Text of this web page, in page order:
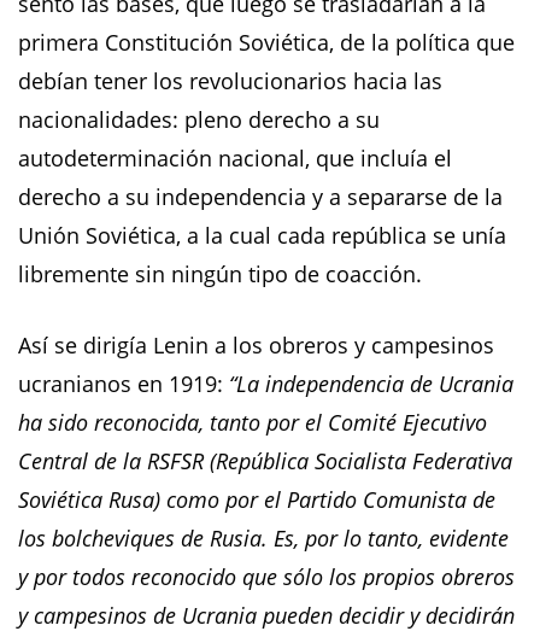
primera Constitución Soviética, de la política que
debían tener los revolucionarios hacia las
nacionalidades: pleno derecho a su
autodeterminación nacional, que incluía el
derecho a su independencia y a separarse de la
Unión Soviética, a la cual cada república se unía
libremente sin ningún tipo de coacción.
Así se dirigía Lenin a los obreros y campesinos
ucranianos en 1919: “La independencia de Ucrania
ha sido reconocida, tanto por el Comité Ejecutivo
Central de la RSFSR (República Socialista Federativa
Soviética Rusa) como por el Partido Comunista de
los bolcheviques de Rusia. Es, por lo tanto, evidente
y por todos reconocido que sólo los propios obreros
y campesinos de Ucrania pueden decidir y decidirán